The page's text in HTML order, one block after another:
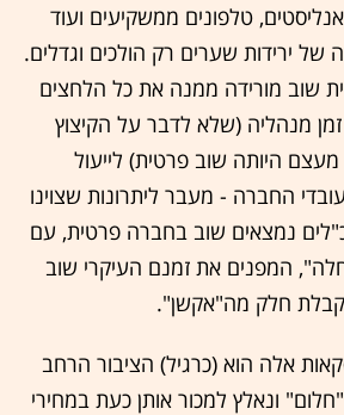
טלפונים ממשקיעים ועוד
של ירידות שערים רק הולכים וגדלים.
שוב מורידה ממנה את כל הלחצים
מנהליה (שלא לדבר על הקיצוץ
היותה שוב פרטית) לייעול
החברה - מעבר ליתרונות שצוינו
נמצאים שוב בחברה פרטית, עם
המפנים את זמנם העיקרי שוב
חלק מה"אקשן".
אלה הוא (כרגיל) הציבור הרחב
ונאלץ למכור אותן כעת במחירי